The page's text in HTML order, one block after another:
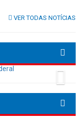
VER TODAS NOTÍCIAS